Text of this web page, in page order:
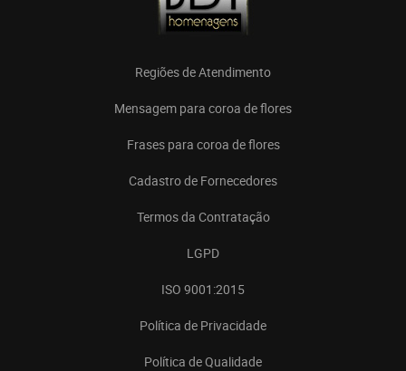
Regiões de Atendimento
Mensagem para coroa de flores
Frases para coroa de flores
Cadastro de Fornecedores
Termos da Contratação
LGPD
ISO 9001:2015
Política de Privacidade
Política de Qualidade